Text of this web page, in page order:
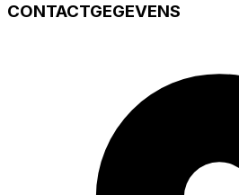
CONTACTGEGEVENS